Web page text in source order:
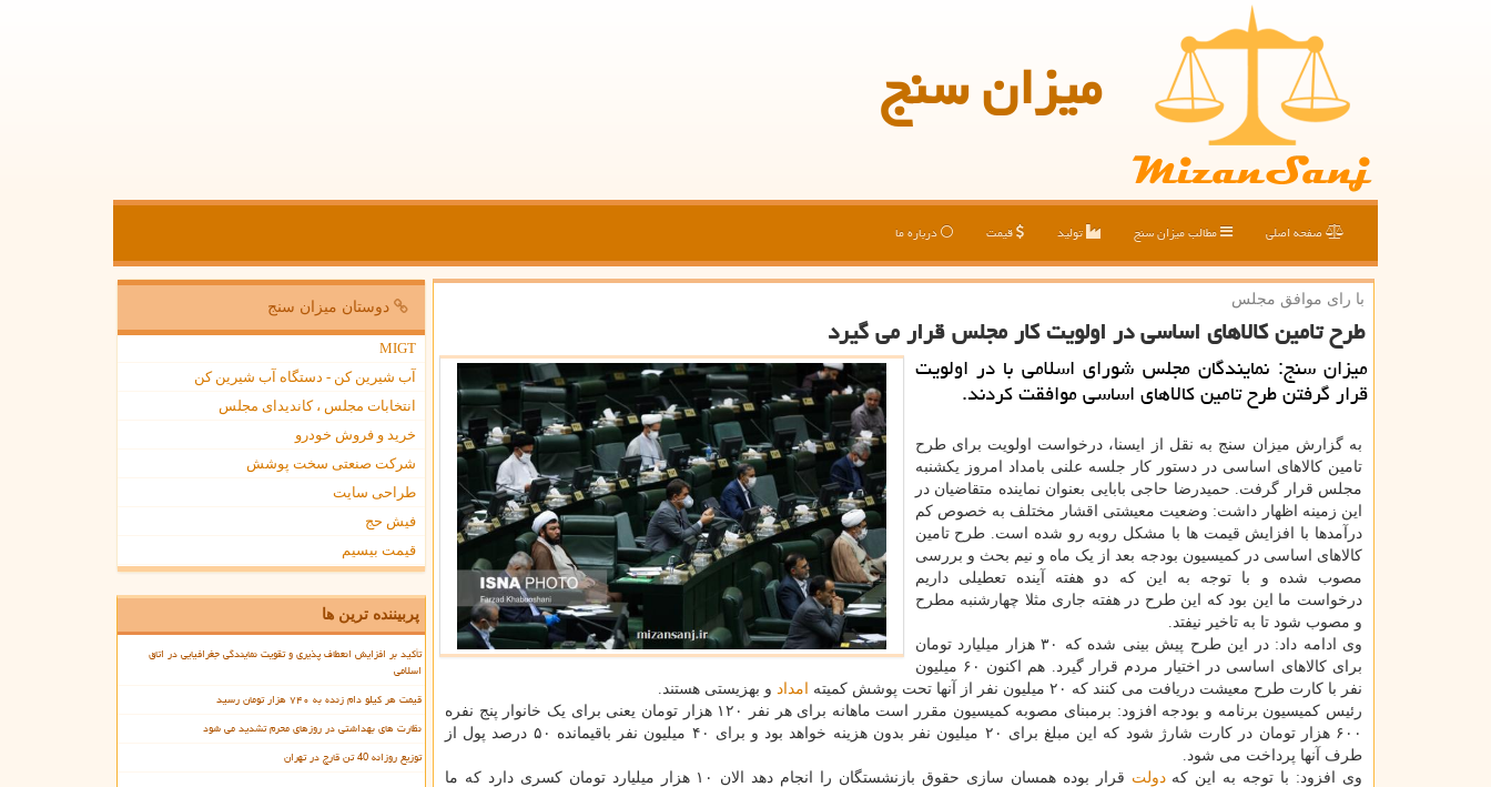
میزان سنج
صفحه اصلی مطالب میزان سنج تولید قیمت درباره ما
با رای موافق مجلس
طرح تامین كالاهای اساسی در اولویت كار مجلس قرار می گیرد
میزان سنج: نمایندگان مجلس شورای اسلامی با در اولویت
قرار گرفتن طرح تامین كالاهای اساسی موافقت كردند.
به گزارش میزان سنج به نقل از ایسنا، درخواست اولویت برای طرح
تامین کالاهای اساسی در دستور کار جلسه علنی بامداد امروز یکشنبه
مجلس قرار گرفت. حمیدرضا حاجی بابایی بعنوان نماینده متقاضیان در
این زمینه اظهار داشت: وضعیت معیشتی اقشار مختلف به خصوص کم
درآمدها با افزایش قیمت ها با مشکل روبه رو شده است. طرح تامین
کالاهای اساسی در کمیسیون بودجه بعد از یک ماه و نیم بحث و بررسی
مصوب شده و با توجه به این که دو هفته آینده تعطیلی داریم
درخواست ما این بود که این طرح در هفته جاری مثلا چهارشنبه مطرح
و مصوب شود تا به تاخیر نیفتد.
وی ادامه داد: در این طرح پیش بینی شده که ۳۰ هزار میلیارد تومان
برای کالاهای اساسی در اختیار مردم قرار گیرد. هم اکنون ۶۰ میلیون
نفر با کارت طرح معیشت دریافت می کنند که ۲۰ میلیون نفر از آنها تحت پوشش کمیته
امداد و بهزیستی هستند.
رئیس کمیسیون برنامه و بودجه افزود: برمبنای مصوبه کمیسیون مقرر است ماهانه برای هر نفر ۱۲۰ هزار تومان یعنی برای یک خانوار پنج نفره
۶۰۰ هزار تومان در کارت شارژ شود که این مبلغ برای ۲۰ میلیون نفر بدون هزینه خواهد بود و برای ۴۰ میلیون نفر باقیمانده ۵۰ درصد پول از
طرف آنها پرداخت می شود.
وی افزود: با توجه به این کهدولت
قرار بوده همسان سازی حقوق بازنشستگان را انجام دهد الان ۱۰ هزار میلیارد تومان کسری دارد که ما
دوستان میزان سنج
MIGT
آب شیرین کن - دستگاه آب شیرین کن
انتخابات مجلس ، کاندیدای مجلس
خرید و فروش خودرو
شرکت صنعتی سخت پوشش
طراحی سایت
فیش حج
قیمت بیسیم
پربیننده ترین ها
تأکید بر افزایش انعطاف پذیری و تقویت نمایندگی جغرافیایی در اتاق
اسلامی
قیمت هر کیلو دام زنده به ۷۴۰ هزار تومان رسید
نظارت های بهداشتی در روزهای محرم تشدید می شود
توزیع روزانه 40 تن قارچ در تهران